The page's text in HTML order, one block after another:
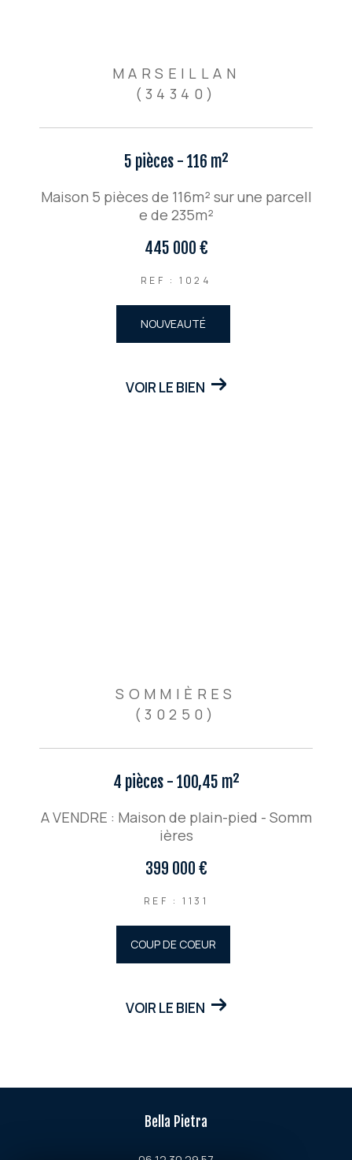
MARSEILLAN
(34340)
5 pièces - 116 m²
Maison 5 pièces de 116m² sur une parcell
e de 235m²
445 000 €
REF : 1024
NOUVEAUTÉ
VOIR LE BIEN
SOMMIÈRES
(30250)
4 pièces - 100,45 m²
A VENDRE : Maison de plain-pied - Somm
ières
399 000 €
REF : 1131
COUP DE COEUR
VOIR LE BIEN
Bella Pietra